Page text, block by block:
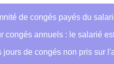
de congés payés du
congés annuels : le salarié
jours de congés non pris sur